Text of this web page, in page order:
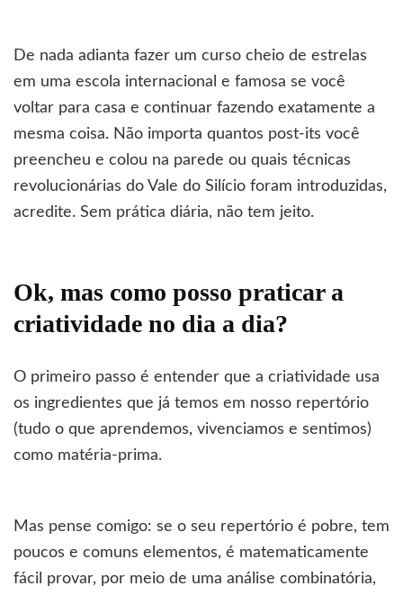
De nada adianta fazer um curso cheio de estrelas
em uma escola internacional e famosa se você
voltar para casa e continuar fazendo exatamente a
mesma coisa. Não importa quantos post-its você
preencheu e colou na parede ou quais técnicas
revolucionárias do Vale do Silício foram introduzidas,
acredite. Sem prática diária, não tem jeito.
Ok, mas como posso praticar a
criatividade no dia a dia?
O primeiro passo é entender que a criatividade usa
os ingredientes que já temos em nosso repertório
(tudo o que aprendemos, vivenciamos e sentimos)
como matéria-prima.
Mas pense comigo: se o seu repertório é pobre, tem
poucos e comuns elementos, é matematicamente
fácil provar, por meio de uma análise combinatória,